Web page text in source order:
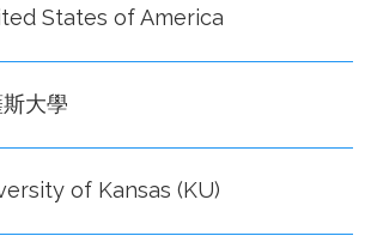
States of America
大學
of Kansas (KU)